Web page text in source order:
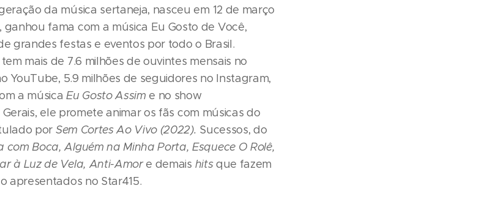
da música sertaneja, nasceu em 12 de março
ganhou fama com a música Eu Gosto de Você,
grandes festas e eventos por todo o Brasil.
mais de 7.6 milhões de ouvintes mensais no
YouTube, 5.9 milhões de seguidores no Instagram,
a músicaEu Gosto Assim e no show
Gerais, ele promete animar os fãs com músicas do
por Sem Cortes Ao Vivo (2022). Sucessos, do
com Boca, Alguém na Minha Porta, Esquece O Rolê,
à Luz de Vela, Anti-Amore demais hitsque fazem
apresentados no Star415.